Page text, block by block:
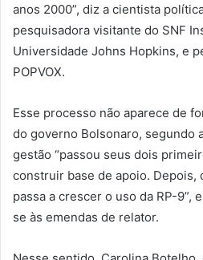
anos 2000”, diz a cientista
pesquisadora visitante do SNF
Universidade Johns Hopkins, e
POPVOX.
Esse processo não aparece de
do governo Bolsonaro, segundo
gestão “passou seus dois
construir base de apoio. Depois,
passa a crescer o uso da RP-9”,
se às emendas de relator.